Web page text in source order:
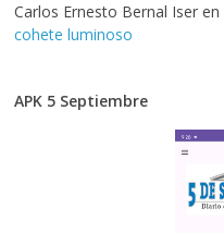
Carlos Ernesto Bernal Iser en
cohete luminoso
APK 5 Septiembre